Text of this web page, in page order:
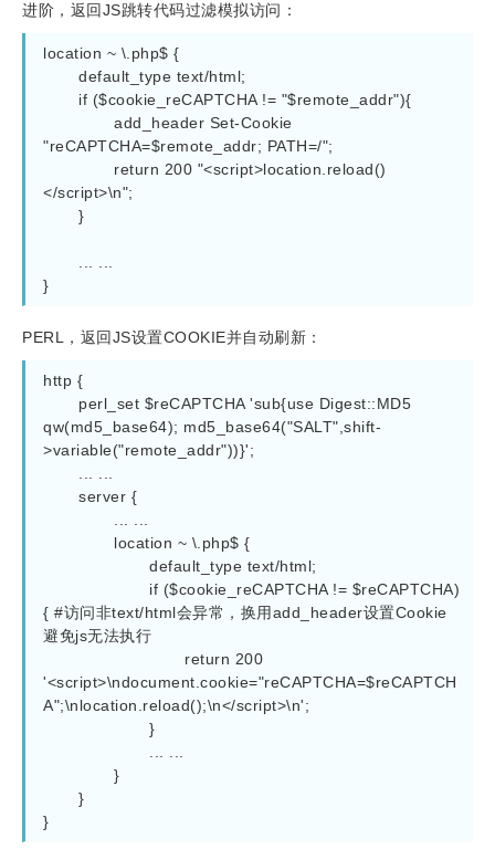
进阶，返回JS跳转代码过滤模拟访问：
location ~ \.php$ {
default_type text/html;
if ($cookie_reCAPTCHA != "$remote_addr"){
add_header
"reCAPTCHA=$remote_addr; PATH=/";
return 200 "<script>location.reload()
</script>\n";
PERL，返回JS设置COOKIE并自动刷新：
http {
perl_set $reCAPTCHA 'sub{use Digest::MD5
qw(md5_base64); md5_base64("SALT",shift-
>variable("remote_addr"))}';
server {
location ~ \.php$ {
default_type text/html;
if ($cookie_reCAPTCHA != $reCAPTCHA)
{ #访问非text/html会异常，换用add_header设置Cookie
避免js无法执行
return 200
'<script>\ndocument.cookie="reCAPTCHA=$reCAPTCH
A";\nlocation.reload();\n</script>\n';